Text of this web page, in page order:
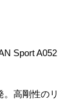
Sport A052
高剛性のリ